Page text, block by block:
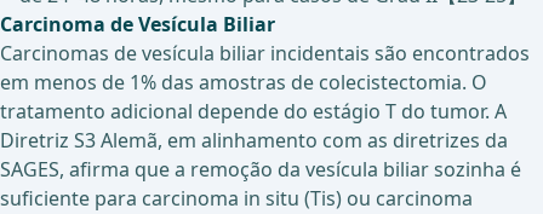
Carcinoma de Vesícula Biliar
Carcinomas de vesícula biliar incidentais são encontrados
em menos de 1% das amostras de colecistectomia. O
tratamento adicional depende do estágio T do tumor. A
Diretriz S3 Alemã, em alinhamento com as diretrizes da
SAGES, afirma que a remoção da vesícula biliar sozinha é
suficiente para carcinoma in situ (Tis) ou carcinoma